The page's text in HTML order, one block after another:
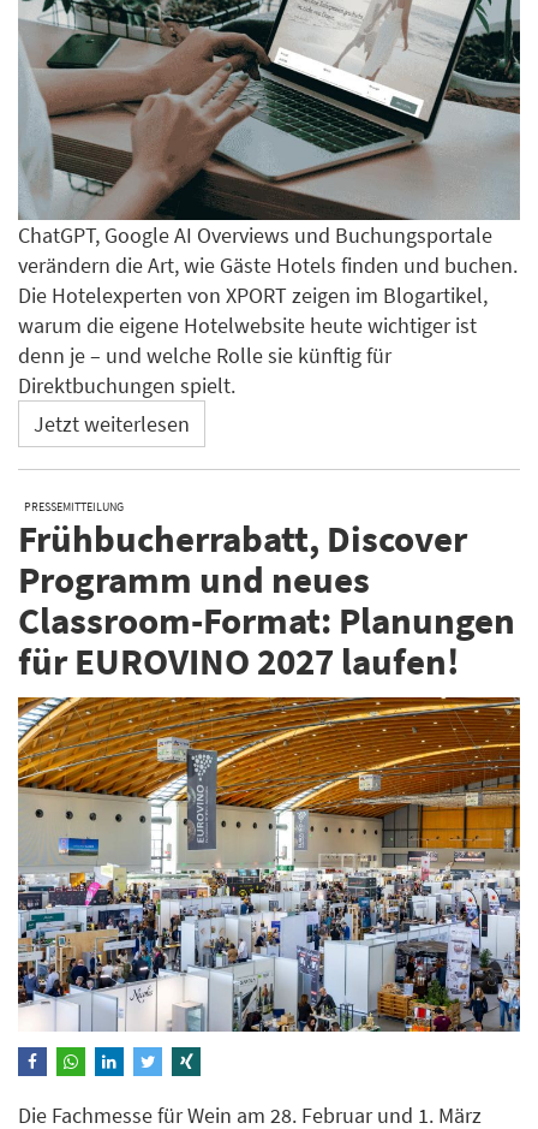
ChatGPT, Google AI Overviews und Buchungsportale
verändern die Art, wie Gäste Hotels finden und buchen.
Die Hotelexperten von XPORT zeigen im Blogartikel,
warum die eigene Hotelwebsite heute wichtiger ist
denn je – und welche Rolle sie künftig für
Direktbuchungen spielt.
Jetzt weiterlesen
PRESSEMITTEILUNG
Frühbucherrabatt, Discover
Programm und neues
Classroom-Format: Planungen
für EUROVINO 2027 laufen!
Die Fachmesse für Wein am 28. Februar und 1. März